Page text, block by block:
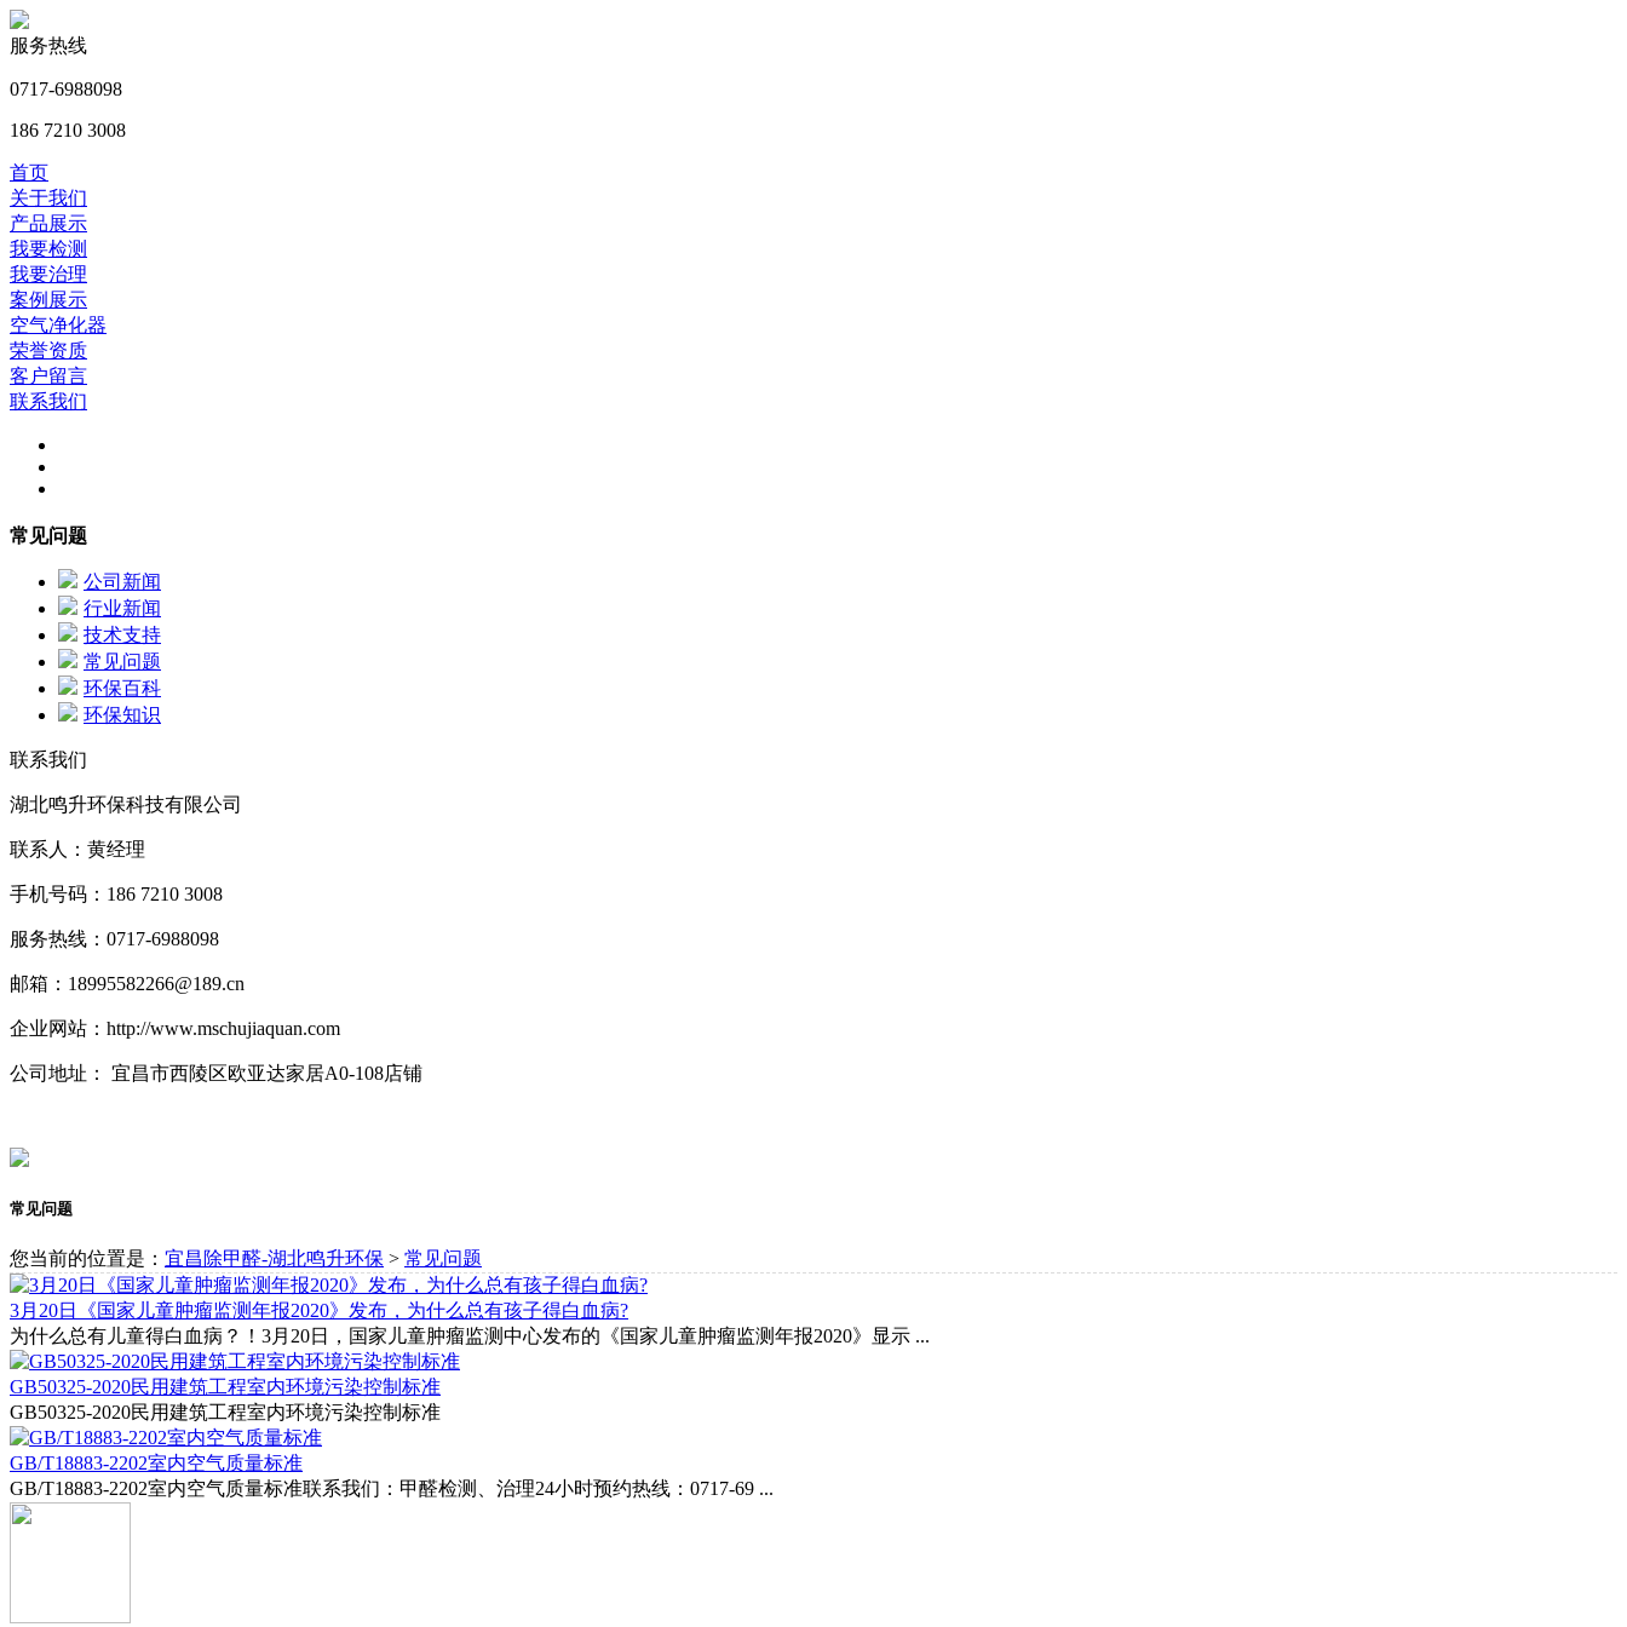
服务热线
0717-6988098
186 7210 3008
首页
关于我们
产品展示
我要检测
我要治理
案例展示
空气净化器
荣誉资质
客户留言
联系我们
常见问题
公司新闻
行业新闻
技术支持
常见问题
环保百科
环保知识
联系我们
湖北鸣升环保科技有限公司
联系人：黄经理
手机号码：186 7210 3008
服务热线：0717-6988098
邮箱：18995582266@189.cn
企业网站：http://www.mschujiaquan.com
公司地址： 宜昌市西陵区欧亚达家居A0-108店铺
常见问题
您当前的位置是： 宜昌除甲醛-湖北鸣升环保 > 常见问题
3月20日《国家儿童肿瘤监测年报2020》发布，为什么总有孩子得白血病?
为什么总有儿童得白血病？！3月20日，国家儿童肿瘤监测中心发布的《国家儿童肿瘤监测年报2020》显示 ...
GB50325-2020民用建筑工程室内环境污染控制标准
GB50325-2020民用建筑工程室内环境污染控制标准
GB/T18883-2202室内空气质量标准
GB/T18883-2202室内空气质量标准联系我们：甲醛检测、治理24小时预约热线：0717-69 ...